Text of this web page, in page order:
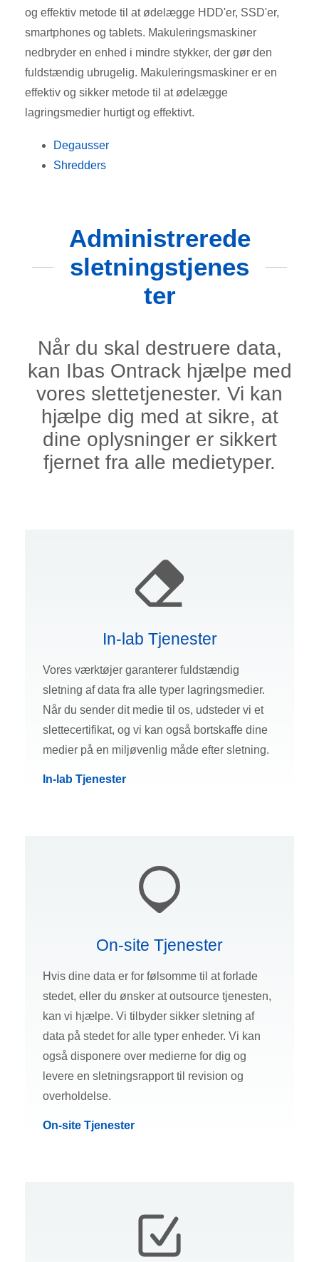
og effektiv metode til at ødelægge HDD'er, SSD'er,
smartphones og tablets. Makuleringsmaskiner
nedbryder en enhed i mindre stykker, der gør den
fuldstændig ubrugelig. Makuleringsmaskiner er en
effektiv og sikker metode til at ødelægge
lagringsmedier hurtigt og effektivt.
Degausser
Shredders
Administrerede
sletningstjenes
ter
Når du skal destruere data,
kan Ibas Ontrack hjælpe med
vores slettetjenester. Vi kan
hjælpe dig med at sikre, at
dine oplysninger er sikkert
fjernet fra alle medietyper.
In-lab Tjenester
Vores værktøjer garanterer fuldstændig
sletning af data fra alle typer lagringsmedier.
Når du sender dit medie til os, udsteder vi et
slettecertifikat, og vi kan også bortskaffe dine
medier på en miljøvenlig måde efter sletning.
In-lab Tjenester
On-site Tjenester
Hvis dine data er for følsomme til at forlade
stedet, eller du ønsker at outsource tjenesten,
kan vi hjælpe. Vi tilbyder sikker sletning af
data på stedet for alle typer enheder. Vi kan
også disponere over medierne for dig og
levere en sletningsrapport til revision og
overholdelse.
On-site Tjenester